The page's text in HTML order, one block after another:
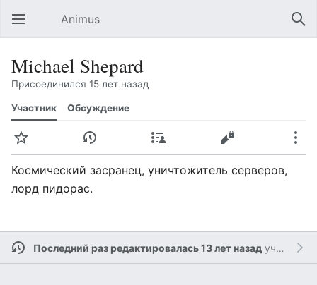
Открыть главное меню Animus
Michael Shepard
Присоединился 15 лет назад
Участник Обсуждение
Следить История Вклад
Ещё
Космический засранец, уничтожитель серверов,
лорд пидорас.
Последний раз редактировалась 13 лет назадучастником